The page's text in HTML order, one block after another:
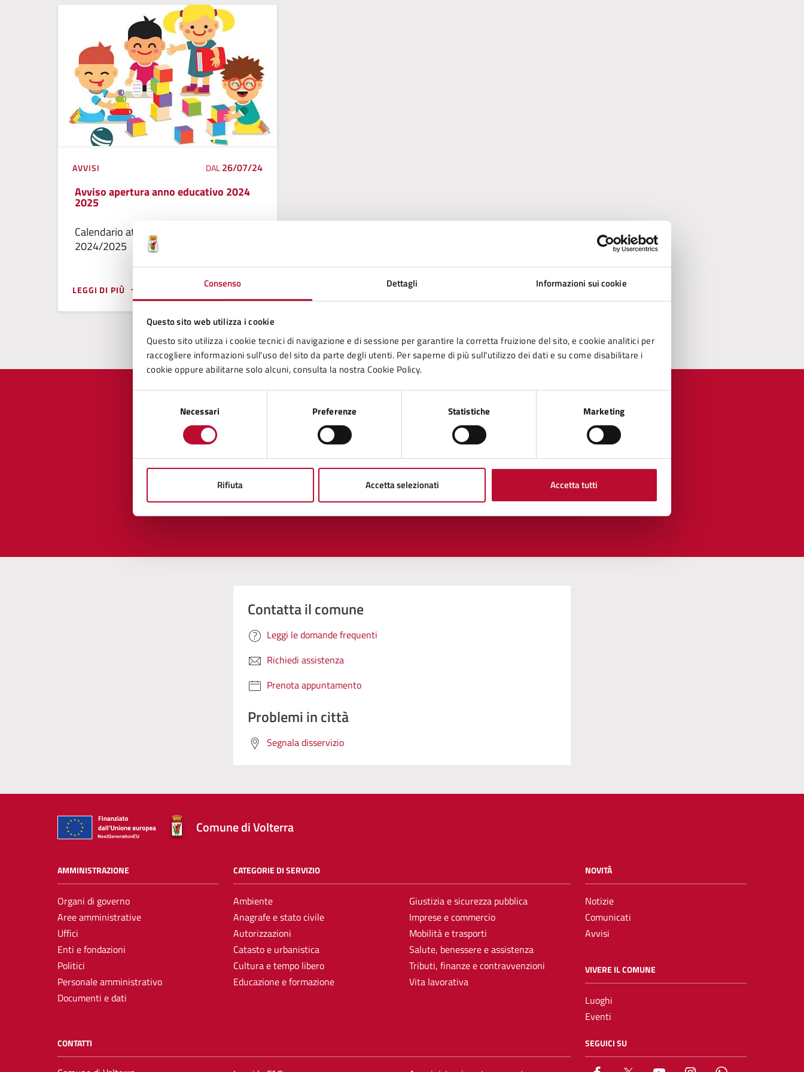
Consenso Dettagli Informazioni sui cookie
Questo sito web utilizza i cookie
Questo sito utilizza i cookie tecnici di navigazione e di sessione per garantire la corretta fruizione del sito, e cookie analitici per
raccogliere informazioni sull'uso del sito da parte degli utenti. Per saperne di più sull'utilizzo dei dati e su come disabilitare i
cookie oppure abilitarne solo alcuni, consulta la nostra Cookie Policy.
Necessari Preferenze Statistiche Marketing
Rifiuta Accetta selezionati Accetta tutti
AVVISI DAL26/07/24
Avviso apertura anno educativo 2024
2025
Calendario attivita' anno educativo
2024/2025
LEGGI DI PIÙ
Quanto sono chiare le informazioni su questa
pagina?
Valuta 5 stelle su 5
Valuta 4 stelle su 5
Valuta 3 stelle su 5
Valuta 2 stelle su 5
Valuta 1 stelle su 5
Contatta il comune
Leggi le domande frequenti
Richiedi assistenza
Prenota appuntamento
Problemi in città
Segnala disservizio
Comune di Volterra
AMMINISTRAZIONE
Organi di governo
Aree amministrative
Uffici
Enti e fondazioni
Politici
Personale amministrativo
Documenti e dati
CATEGORIE DI SERVIZIO
Ambiente
Anagrafe e stato civile
Autorizzazioni
Catasto e urbanistica
Cultura e tempo libero
Educazione e formazione
Giustizia e sicurezza pubblica
Imprese e commercio
Mobilità e trasporti
Salute, benessere e assistenza
Tributi, finanze e contravvenzioni
Vita lavorativa
NOVITÀ
Notizie
Comunicati
Avvisi
VIVERE IL COMUNE
Luoghi
Eventi
CONTATTI SEGUICI SU